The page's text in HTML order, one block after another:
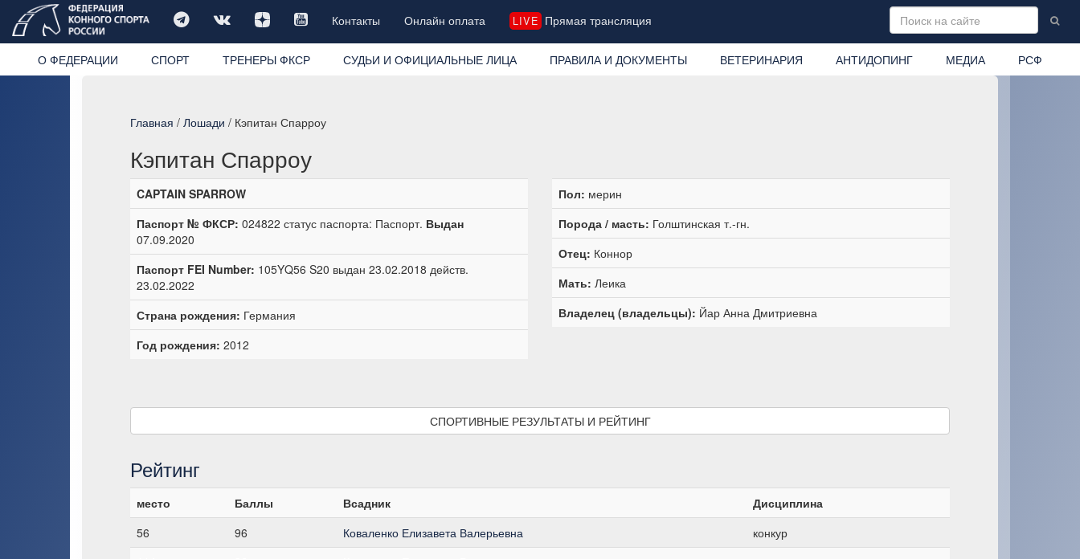
Контакты Онлайн оплата LIVE Прямая трансляция
О ФЕДЕРАЦИИ СПОРТ ТРЕНЕРЫ ФКСР СУДЬИ И ОФИЦИАЛЬНЫЕ ЛИЦА ПРАВИЛА И ДОКУМЕНТЫ ВЕТЕРИНАРИЯ АНТИДОПИНГ МЕДИА РСФ
Главная / Лошади / Кэпитан Спарроу
Кэпитан Спарроу
CAPTAIN SPARROW
Паспорт № ФКСР: 024822 статус паспорта: Паспорт. Выдан
07.09.2020
Паспорт FEI Number: 105YQ56 S20 выдан 23.02.2018 действ.
23.02.2022
Страна рождения: Германия
Год рождения: 2012
Пол: мерин
Порода / масть: Голштинская т.-гн.
Отец: Коннор
Мать: Леика
Владелец (владельцы): Йар Анна Дмитриевна
СПОРТИВНЫЕ РЕЗУЛЬТАТЫ И РЕЙТИНГ
Рейтинг
место Баллы Всадник
Дисциплина
56
96 Коваленко Елизавета Валерьевна
конкур